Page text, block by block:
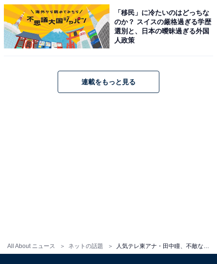
All About ニュース ネットの話題 人気テレ東アナ・田中瞳、不敵な“鰻笑み”ショットに反響！ 「おじさんかと思った」「いや怖い怖い！」
「移民」に冷たいのはどっちな
のか？ スイスの厳格過ぎる学歴
選別と、日本の曖昧過ぎる外国
人政策
連載をもっと見る